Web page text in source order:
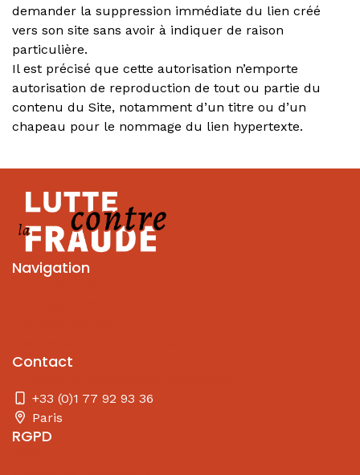
demander la suppression immédiate du lien créé
vers son site sans avoir à indiquer de raison
particulière.
Il est précisé que cette autorisation n’emporte
autorisation de reproduction de tout ou partie du
contenu du Site, notamment d’un titre ou d’un
chapeau pour le nommage du lien hypertexte.
Navigation
Contact
+33 (0)1 77 92 93 36
Paris
RGPD